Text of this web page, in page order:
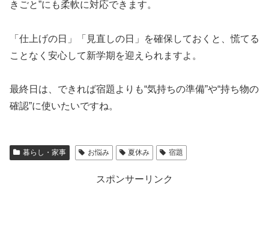
きごと”にも柔軟に対応できます。
「仕上げの日」「見直しの日」を確保しておくと、慌てる
ことなく安心して新学期を迎えられますよ。
最終日は、できれば宿題よりも“気持ちの準備”や“持ち物の
確認”に使いたいですね。
暮らし・家事 お悩み 夏休み 宿題
スポンサーリンク